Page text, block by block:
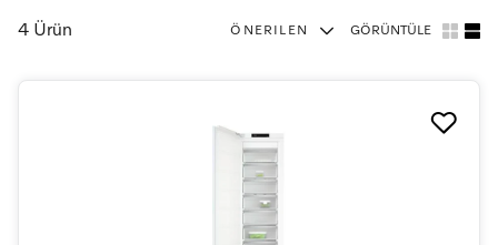
4 Ürün ÖNERILEN GÖRÜNTÜLE